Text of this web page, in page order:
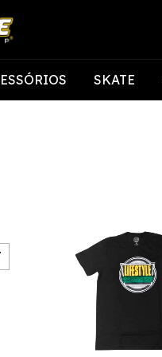
SKATE